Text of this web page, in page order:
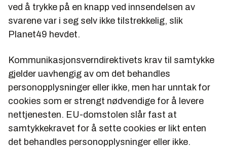
ved å trykke på en knapp ved innsendelsen av
svarene var i seg selv ikke tilstrekkelig, slik
Planet49 hevdet.
Kommunikasjonsverndirektivets krav til samtykke
gjelder uavhengig av om det behandles
personopplysninger eller ikke, men har unntak for
cookies som er strengt nødvendige for å levere
nettjenesten. EU-domstolen slår fast at
samtykkekravet for å sette cookies er likt enten
det behandles personopplysninger eller ikke.